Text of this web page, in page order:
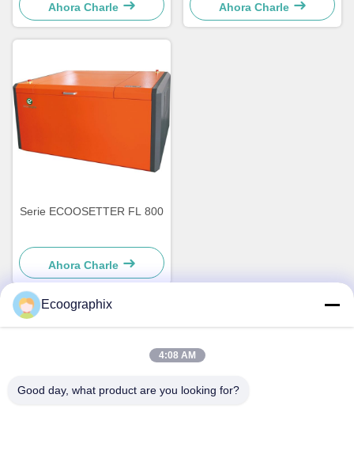
Ahora Charle Ahora Charle
Serie ECOOSETTER FL 800
Ahora Charle
Dirección
Ecoographix
4:08 AM
Good day, what product are you looking for?